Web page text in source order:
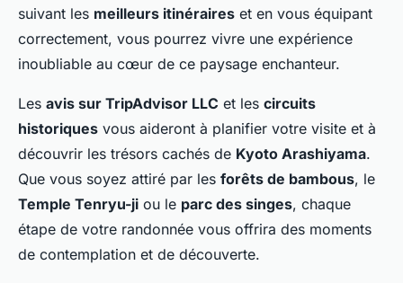
suivant les meilleurs itinéraires et en vous équipant
correctement, vous pourrez vivre une expérience
inoubliable au cœur de ce paysage enchanteur.
Les avis sur TripAdvisor LLC et les circuits
historiques vous aideront à planifier votre visite et à
découvrir les trésors cachés de Kyoto Arashiyama.
Que vous soyez attiré par les forêts de bambous, le
Temple Tenryu-ji ou le parc des singes, chaque
étape de votre randonnée vous offrira des moments
de contemplation et de découverte.